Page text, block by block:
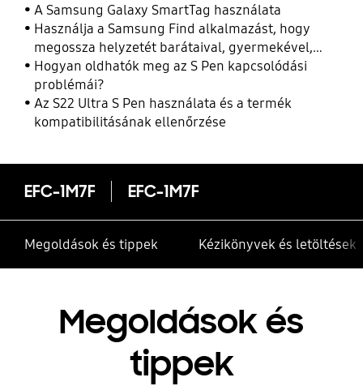
A Samsung Galaxy SmartTag használata
Használja a Samsung Find alkalmazást, hogy
megossza helyzetét barátaival, gyermekével,
családjával és más kapcsolataival
Hogyan oldhatók meg az S Pen kapcsolódási
problémái?
Az S22 Ultra S Pen használata és a termék
kompatibilitásának ellenőrzése
EFC-1M7F EFC-1M7F
Megoldások és tippek Kézikönyvek és letöltések
Megoldások és
tippek